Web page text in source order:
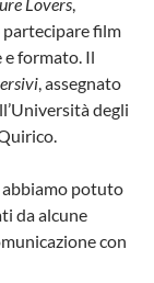
partecipare film
formato. Il
, assegnato
degli
abbiamo potuto
da alcune
con